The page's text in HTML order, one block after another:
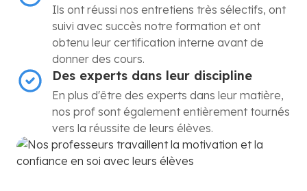
Ils ont réussi nos entretiens très sélectifs, ont
suivi avec succès notre formation et ont
obtenu leur certification interne avant de
donner des cours.
Des experts dans leur discipline
En plus d'être des experts dans leur matière,
nos prof sont également entièrement tournés
vers la réussite de leurs élèves.